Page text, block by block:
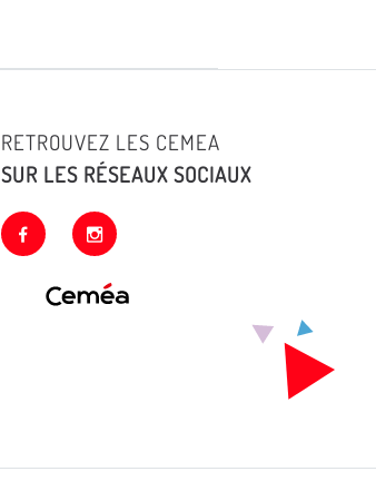
RETROUVEZ LES CEMEA
SUR LES RÉSEAUX SOCIAUX
facebook instagram